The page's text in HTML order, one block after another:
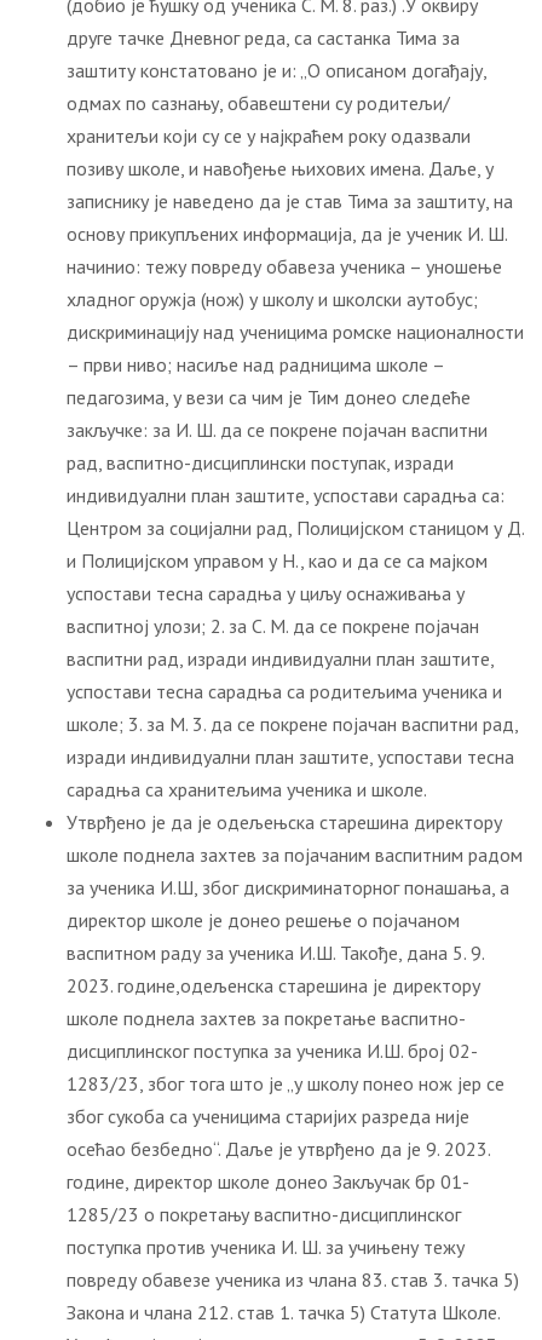
(добио је ћушку од ученика С. М. 8. раз.) .У оквиру
друге тачке Дневног реда, са састанка Тима за
заштиту констатовано је и: „О описаном догађају,
одмах по сазнању, обавештени су родитељи/
хранитељи који су се у најкраћем року одазвали
позиву школе, и навођење њихових имена. Даље, у
записнику је наведено да је став Тима за заштиту, на
основу прикупљених информација, да је ученик И. Ш.
начинио: тежу повреду обавеза ученика – уношење
хладног оружја (нож) у школу и школски аутобус;
дискриминацију над ученицима ромске националности
– први ниво; насиље над радницима школе –
педагозима, у вези са чим је Тим донео следеће
закључке: за И. Ш. да се покрене појачан васпитни
рад, васпитно-дисциплински поступак, изради
индивидуални план заштите, успостави сарадња са:
Центром за социјални рад, Полицијском станицом у Д.
и Полицијском управом у Н., као и да се са мајком
успостави тесна сарадња у циљу оснаживања у
васпитној улози; 2. за С. М. да се покрене појачан
васпитни рад, изради индивидуални план заштите,
успостави тесна сарадња са родитељима ученика и
школе; 3. за М. 3. да се покрене појачан васпитни рад,
изради индивидуални план заштите, успостави тесна
сарадња са хранитељима ученика и школе.
Утврђено је да је одељењска старешина директору
школе поднела захтев за појачаним васпитним радом
за ученика И.Ш, због дискриминаторног понашања, а
директор школе је донео решење о појачаном
васпитном раду за ученика И.Ш. Такође, дана 5. 9.
2023. године,одељенска старешина је директору
школе поднела захтев за покретање васпитно-
дисциплинског поступка за ученика И.Ш. број 02-
1283/23, због тога што је „у школу понео нож јер се
због сукоба са ученицима старијих разреда није
осећао безбедно“. Даље је утврђено да је 9. 2023.
године, директор школе донео Закључак бp 01-
1285/23 о покретању васпитно-дисциплинског
поступка против ученика И. Ш. за учињену тежу
повреду обавезе ученика из члана 83. став 3. тачка 5)
Закона и члана 212. став 1. тачка 5) Статута Школе.